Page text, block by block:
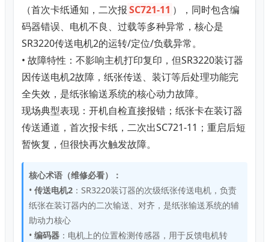
（首次卡纸通知，二次报SC721-11 ），同时包含编
码器错误、电机不良、过载等多种异常，核心是
SR3220传送电机2的运转/定位/负载异常。
• 故障特性：不影响主机打印复印，但SR3220装订器
因传送电机2故障，纸张传送、装订等后处理功能完
全失效，是纸张输送系统的核心动力故障。
现场典型表现：开机自检直接报错；纸张卡在装订器
传送通道，首次报卡纸，二次出SC721-11；重启后短
暂恢复，但很快再次触发故障。
核心术语（维修必看）：
•传送电机2 ：SR3220装订器的次级纸张传送电机，负责
纸张在装订器内的二次输送、对齐，是纸张输送系统的辅
助动力核心
•编码器 ：电机上的位置检测传感器，用于反馈电机转